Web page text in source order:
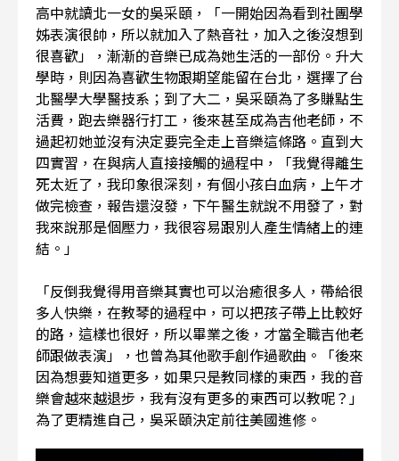
高中就讀北一女的吳采頤，「一開始因為看到社團學
姊表演很帥，所以就加入了熱音社，加入之後沒想到
很喜歡」，漸漸的音樂已成為她生活的一部份。升大
學時，則因為喜歡生物跟期望能留在台北，選擇了台
北醫學大學醫技系；到了大二，吳采頤為了多賺點生
活費，跑去樂器行打工，後來甚至成為吉他老師，不
過起初她並沒有決定要完全走上音樂這條路。直到大
四實習，在與病人直接接觸的過程中，「我覺得離生
死太近了，我印象很深刻，有個小孩白血病，上午才
做完檢查，報告還沒發，下午醫生就說不用發了，對
我來說那是個壓力，我很容易跟別人產生情緒上的連
結。」
「反倒我覺得用音樂其實也可以治癒很多人，帶給很
多人快樂，在教琴的過程中，可以把孩子帶上比較好
的路，這樣也很好，所以畢業之後，才當全職吉他老
師跟做表演」，也曾為其他歌手創作過歌曲。「後來
因為想要知道更多，如果只是教同樣的東西，我的音
樂會越來越退步，我有沒有更多的東西可以教呢？」
為了更精進自己，吳采頤決定前往美國進修。